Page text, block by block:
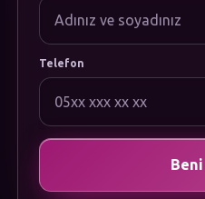
Çerez Politikası
Kullanım Koşulları
Telefon